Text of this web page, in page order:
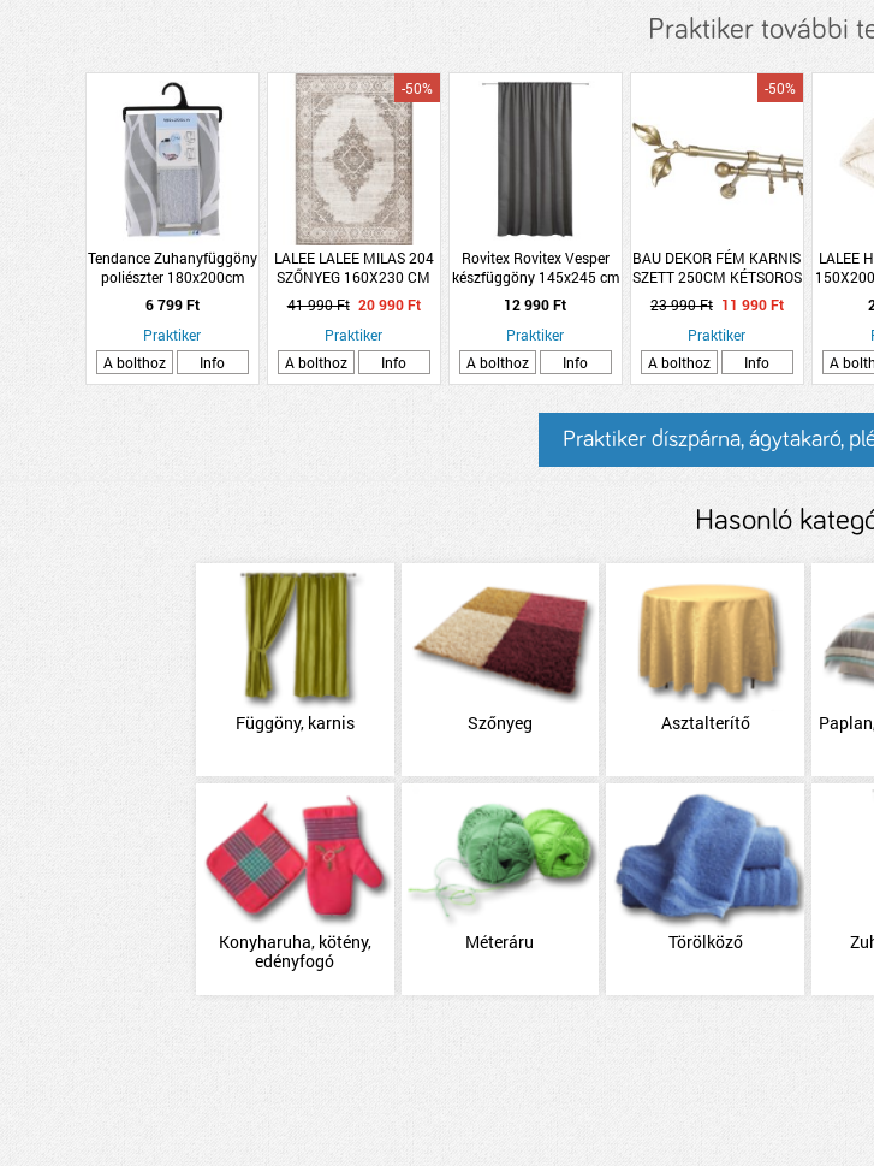
Praktiker további
Tendance Zuhanyfüggöny
poliészter 180x200cm
fehér-szürke hullám minta,
12 karikával
6 799 Ft
Praktiker
A bolthoz
Info
LALEE LALEE MILAS 204
SZŐNYEG 160X230 CM
BÉZS-EZÜST SZÍNŰ
-50%
41 990 Ft 20 990 Ft
Praktiker
A bolthoz
Info
Rovitex Rovitex Vesper
készfüggöny 145x245 cm
920 grafit
12 990 Ft
Praktiker
A bolthoz
Info
BAU DEKOR FÉM KARNIS
SZETT 250CM KÉTSOROS
16MM ANTIK SÁRGARÉZ
&quot;LEON&quot;
-50%
23 990 Ft 11 990 Ft
Praktiker
A bolthoz
Info
LALEE
A
Praktiker díszpárna, ágytakaró,
Hasonló
Függöny, karnis Szőnyeg Asztalterítő
Konyharuha, kötény,
edényfogó
Méteráru Törölköző